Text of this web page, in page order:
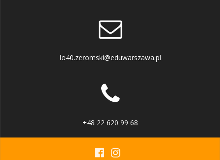
lo40.zeromski@eduwarszawa.pl
+48 22 620 99 68